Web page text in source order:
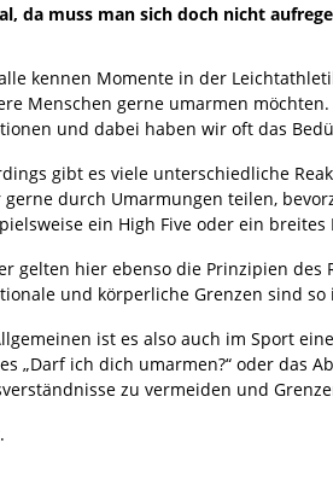
da muss man sich doch nicht
kennen Momente in der
Menschen gerne umarmen
und dabei haben wir oft das
gibt es viele unterschiedliche
gerne durch Umarmungen teilen,
ein High Five oder ein breites
gelten hier ebenso die Prinzipien
und körperliche Grenzen sind
ist es also auch im Sport
„Darf ich dich umarmen?“ oder das
zu vermeiden und